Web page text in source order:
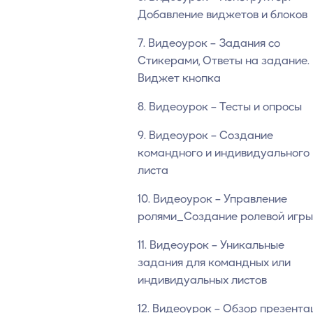
Добавление виджетов и блоков
7. Видеоурок – Задания со
Стикерами, Ответы на задание.
Виджет кнопка
8. Видеоурок – Тесты и опросы
9. Видеоурок – Создание
командного и индивидуального
листа
10. Видеоурок – Управление
ролями_Создание ролевой игры
11. Видеоурок – Уникальные
задания для командных или
индивидуальных листов
12. Видеоурок – Обзор